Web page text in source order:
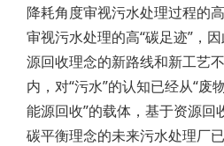
降耗角度审视污水处理过程的
审视污水处理的高“碳足迹”，
源回收理念的新路线和新工艺
内，对“污水”的认知已经从“废
能源回收”的载体，基于资源回
碳平衡理念的未来污水处理厂已